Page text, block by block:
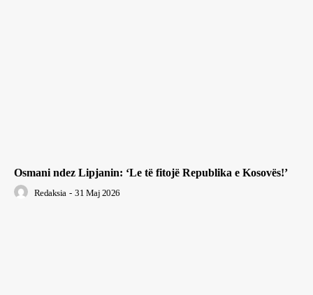
Osmani ndez Lipjanin: ‘Le të fitojë Republika e Kosovës!’
Redaksia - 31 Maj 2026